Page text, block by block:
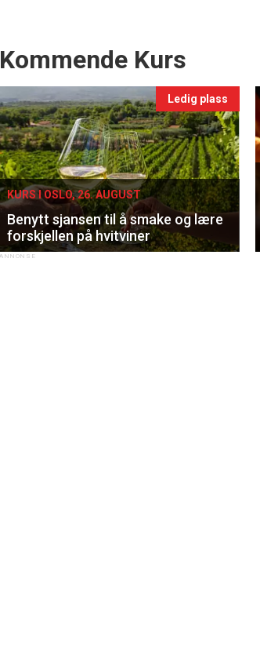
Events
Kommende Kurs
Ledig plass
KURS I OSLO, 26. AUGUST
Benytt sjansen til å smake og lære
forskjellen på hvitviner